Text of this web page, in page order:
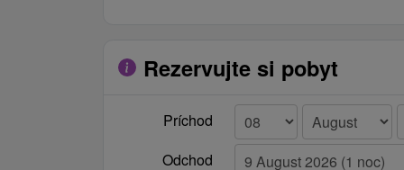
Rezervujte si pobyt
Príchod
Odchod